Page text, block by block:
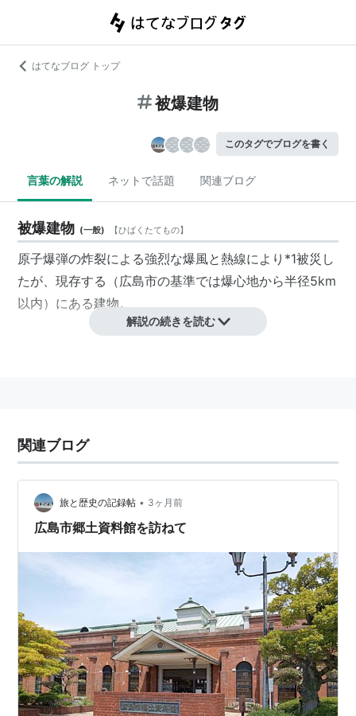
はてなブログ トップ
被爆建物
このタグでブログを書く
言葉の解説 ネットで話題 関連ブログ
被爆建物 (一般) 【ひばくたてもの】
原子爆弾の炸裂による強烈な爆風と熱線により *1被災し
たが、現存する（広島市の基準では爆心地から半径5km
以内）にある建物。
解説の続きを読む
関連ブログ
旅と歴史の記録帖 • 3ヶ月前
広島市郷土資料館を訪ねて